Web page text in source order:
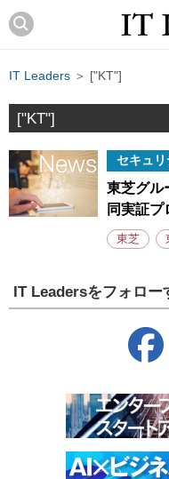
IT Leaders ＞ ["KT"]
["KT"]
セキュリ
東芝グル
同実証プ
東芝
IT Leadersをフォロー